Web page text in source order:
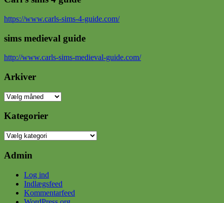
https://www.carls-sims-4-guide.com/
sims medieval guide
http://www.carls-sims-medieval-guide.com/
Arkiver
Arkiver
Kategorier
Kategorier
Admin
Log ind
Indlægsfeed
Kommentarfeed